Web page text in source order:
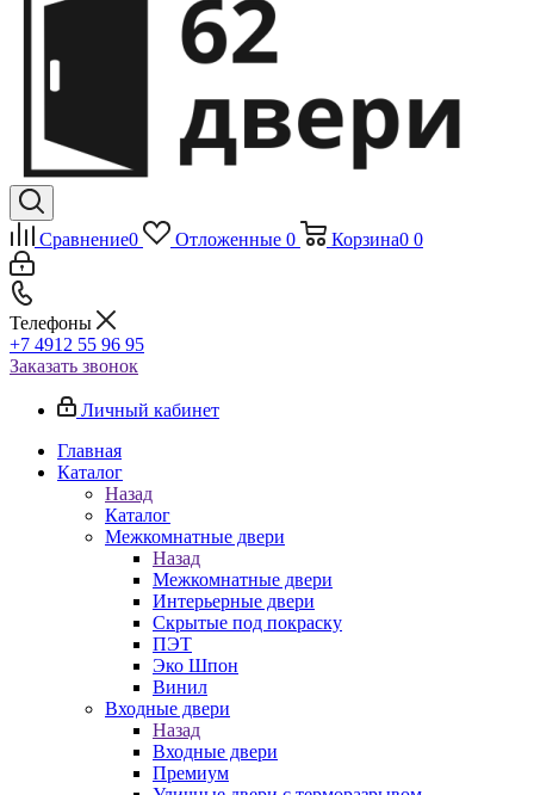
Сравнение0 Отложенные 0 Корзина0 0
Телефоны
+7 4912 55 96 95
Заказать звонок
Личный кабинет
Главная
Каталог
Назад
Каталог
Межкомнатные двери
Назад
Межкомнатные двери
Интерьерные двери
Скрытые под покраску
ПЭТ
Эко Шпон
Винил
Входные двери
Назад
Входные двери
Премиум